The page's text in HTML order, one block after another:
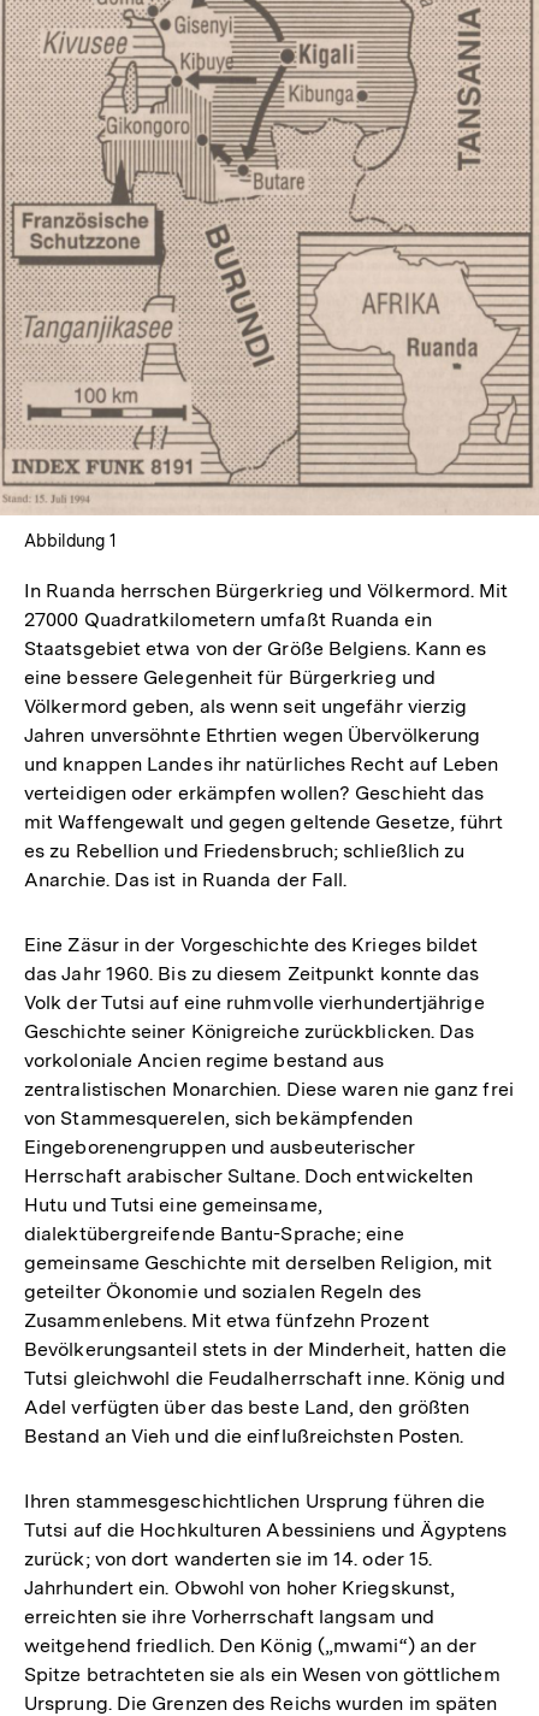
In
Lightbox
öffnen
Abbildung 1
In Ruanda herrschen Bürgerkrieg und Völkermord. Mit
27000 Quadratkilometern umfaßt Ruanda ein
Staatsgebiet etwa von der Größe Belgiens. Kann es
eine bessere Gelegenheit für Bürgerkrieg und
Völkermord geben, als wenn seit ungefähr vierzig
Jahren unversöhnte Ethrtien wegen Übervölkerung
und knappen Landes ihr natürliches Recht auf Leben
verteidigen oder erkämpfen wollen? Geschieht das
mit Waffengewalt und gegen geltende Gesetze, führt
es zu Rebellion und Friedensbruch; schließlich zu
Anarchie. Das ist in Ruanda der Fall.
Eine Zäsur in der Vorgeschichte des Krieges bildet
das Jahr 1960. Bis zu diesem Zeitpunkt konnte das
Volk der Tutsi auf eine ruhmvolle vierhundertjährige
Geschichte seiner Königreiche zurückblicken. Das
vorkoloniale Ancien regime bestand aus
zentralistischen Monarchien. Diese waren nie ganz frei
von Stammesquerelen, sich bekämpfenden
Eingeborenengruppen und ausbeuterischer
Herrschaft arabischer Sultane. Doch entwickelten
Hutu und Tutsi eine gemeinsame,
dialektübergreifende Bantu-Sprache; eine
gemeinsame Geschichte mit derselben Religion, mit
geteilter Ökonomie und sozialen Regeln des
Zusammenlebens. Mit etwa fünfzehn Prozent
Bevölkerungsanteil stets in der Minderheit, hatten die
Tutsi gleichwohl die Feudalherrschaft inne. König und
Adel verfügten über das beste Land, den größten
Bestand an Vieh und die einflußreichsten Posten.
Ihren stammesgeschichtlichen Ursprung führen die
Tutsi auf die Hochkulturen Abessiniens und Ägyptens
zurück; von dort wanderten sie im 14. oder 15.
Jahrhundert ein. Obwohl von hoher Kriegskunst,
erreichten sie ihre Vorherrschaft langsam und
weitgehend friedlich. Den König („mwami“) an der
Spitze betrachteten sie als ein Wesen von göttlichem
Ursprung. Die Grenzen des Reichs wurden im späten